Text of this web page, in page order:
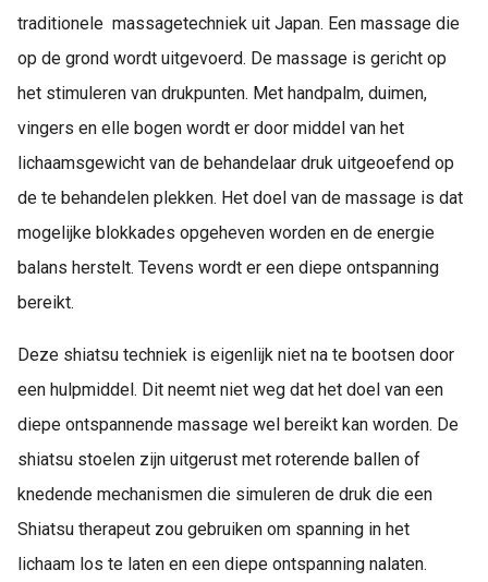
traditionele massagetechniek uit Japan. Een massage die
op de grond wordt uitgevoerd. De massage is gericht op
het stimuleren van drukpunten. Met handpalm, duimen,
vingers en elle bogen wordt er door middel van het
lichaamsgewicht van de behandelaar druk uitgeoefend op
de te behandelen plekken. Het doel van de massage is dat
mogelijke blokkades opgeheven worden en de energie
balans herstelt. Tevens wordt er een diepe ontspanning
bereikt.
Deze shiatsu techniek is eigenlijk niet na te bootsen door
een hulpmiddel. Dit neemt niet weg dat het doel van een
diepe ontspannende massage wel bereikt kan worden. De
shiatsu stoelen zijn uitgerust met roterende ballen of
knedende mechanismen die simuleren de druk die een
Shiatsu therapeut zou gebruiken om spanning in het
lichaam los te laten en een diepe ontspanning nalaten.